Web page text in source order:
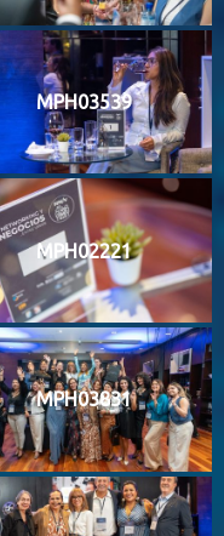
MPH03539
MPH02221
MPH03831